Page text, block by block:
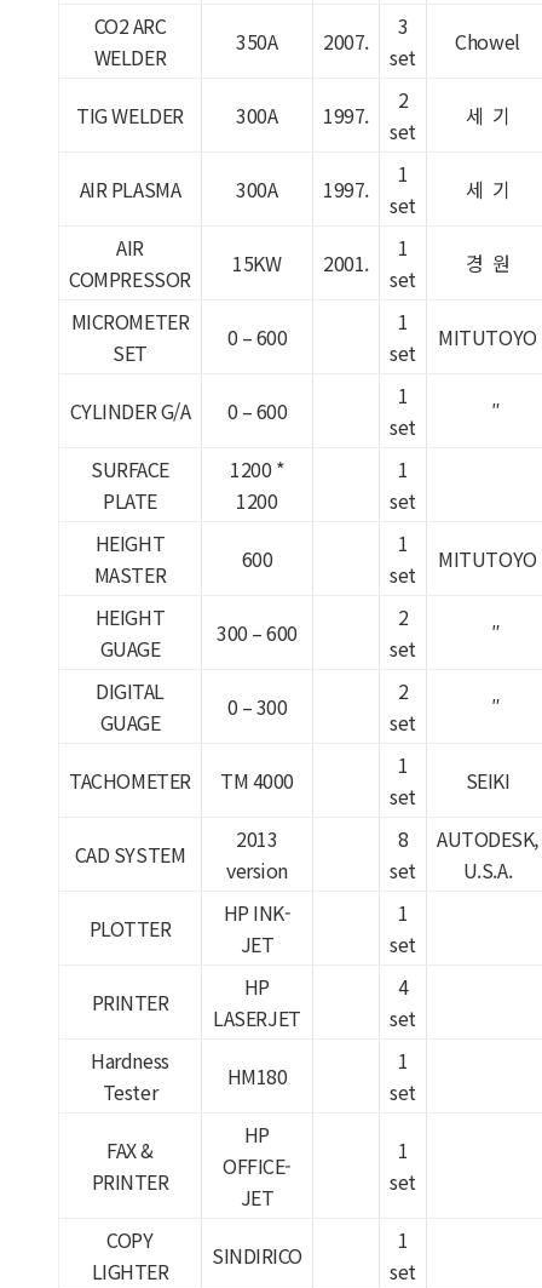
CO2 ARC
WELDER
350A 2007.
3
set
Chowel
TIG WELDER 300A 1997.
2
set
세 기
AIR PLASMA 300A 1997.
1
set
세 기
AIR
COMPRESSOR
15KW 2001.
1
set
경 원
MICROMETER
SET
0 – 600
1
set
MITUTOYO
CYLINDER G/A 0 – 600
1
set
″
SURFACE
PLATE
1200 *
1200
1
set
HEIGHT
MASTER
600
1
set
MITUTOYO
HEIGHT
GUAGE
300 – 600
2
set
″
DIGITAL
GUAGE
0 – 300
2
set
″
TACHOMETER TM 4000
1
set
SEIKI
CAD SYSTEM
2013
version
8
set
AUTODESK,
U.S.A.
PLOTTER
HP INK-
JET
1
set
PRINTER
HP
LASERJET
4
set
Hardness
Tester
HM180
1
set
FAX &
PRINTER
HP
OFFICE-
JET
1
set
COPY
LIGHTER
SINDIRICO
1
set